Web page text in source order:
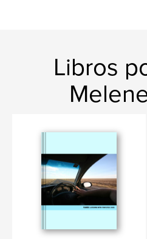
Libros